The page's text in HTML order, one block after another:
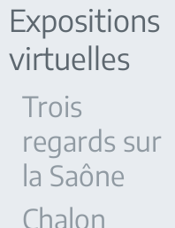
Expositions
virtuelles
Trois
regards sur
la Saône
Chalon